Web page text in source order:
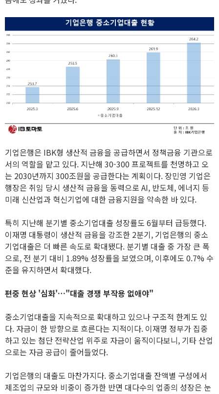
기업은행은 IBK형 생산적 금융을 공급하면서 정책금융 기관으로
서의 역할을 맡고 있다. 지난해 30-300 프로젝트를 천명하고 오
는 2030년까지 300조원을 공급한다는 계획이다. 장민영 기업은
행장은 취임 당시 생산적 금융을 동력으로 AI, 반도체, 에너지 등
미래 신산업과 혁신기업에 대한 금융지원을 약속한 바 있다.
특히 지난해 분기별 중소기업대출 성장률도 6월부터 급등했다.
이재명 대통령이 생산적 금융을 강조한 2분기, 기업은행의 중소
기업대출은 더 빠른 속도로 확대됐다. 분기별 대출 중 가장 큰 폭
으로, 전 분기 대비 1.89% 성장률을 보였으며, 이후에도 0.7% 수
준을 유지하면서 확대했다.
편중 현상 '심화'…"대출 경쟁 부작용 없애야"
중소기업대출을 지속적으로 확대하고 있으나 구조적 한계도 있
다. 자금이 한 방향으로 흐른다는 지적이다. 이재명 정부가 집중
하고 있는 첨단 전략산업 위주로 자금이 움직이다보니, 기타 산업
으로는 자금 공급이 줄어들었다.
기업은행의 대출도 마찬가지다. 중소기업대출 잔액별 구성에서
제조업의 규모와 비중이 증가한 반면 대다수의 업종의 성장은 눈